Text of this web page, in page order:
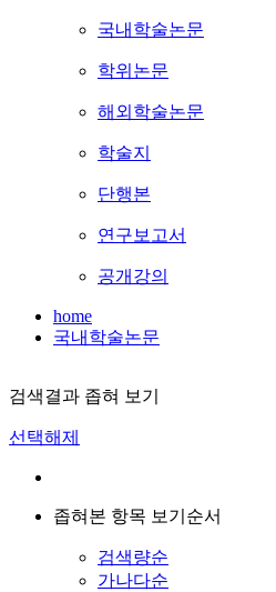
국내학술논문
학위논문
해외학술논문
학술지
단행본
연구보고서
공개강의
home
국내학술논문
검색결과 좁혀 보기
선택해제
좁혀본 항목 보기순서
검색량순
가나다순